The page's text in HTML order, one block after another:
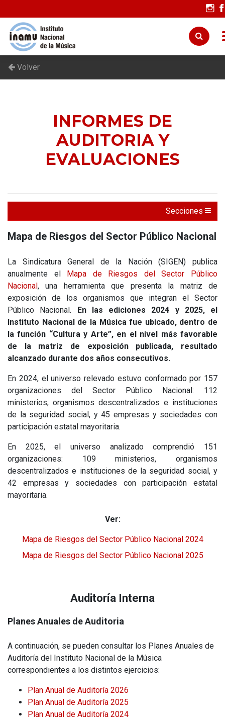
Volver
INFORMES DE
AUDITORIA Y
EVALUACIONES
Secciones
Mapa de Riesgos del Sector Público Nacional
La Sindicatura General de la Nación (SIGEN) publica
anualmente el Mapa de Riesgos del Sector Público
Nacional, una herramienta que presenta la matriz de
exposición de los organismos que integran el Sector
Público Nacional. En las ediciones 2024 y 2025, el
Instituto Nacional de la Música fue ubicado, dentro de
la función “Cultura y Arte”, en el nivel más favorable
de la matriz de exposición publicada, resultado
alcanzado durante dos años consecutivos.
En 2024, el universo relevado estuvo conformado por 157
organizaciones del Sector Público Nacional: 112
ministerios, organismos descentralizados e instituciones
de la seguridad social, y 45 empresas y sociedades con
participación estatal mayoritaria.
En 2025, el universo analizado comprendió 151
organizaciones: 109 ministerios, organismos
descentralizados e instituciones de la seguridad social, y
42 empresas y sociedades con participación estatal
mayoritaria.
Ver:
Mapa de Riesgos del Sector Público Nacional 2024
Mapa de Riesgos del Sector Público Nacional 2025
Auditoría Interna
Planes Anuales de Auditoria
A continuación, se pueden consultar los Planes Anuales de
Auditoría del Instituto Nacional de la Música
correspondientes a los distintos ejercicios:
Plan Anual de Auditoría 2026
Plan Anual de Auditoría 2025
Plan Anual de Auditoría 2024